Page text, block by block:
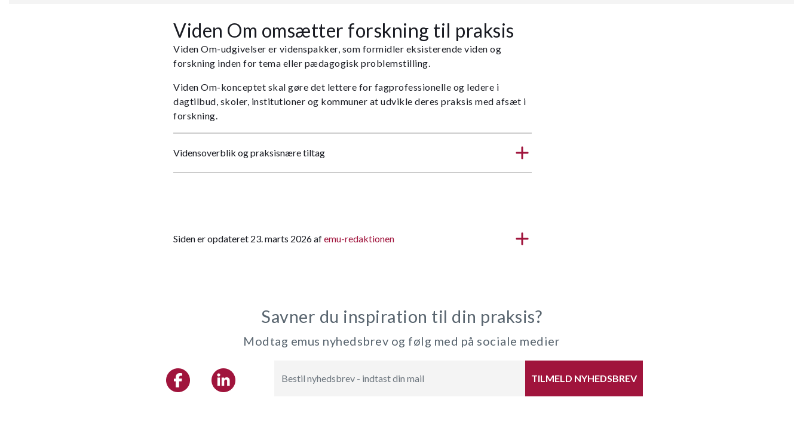
Viden Om omsætter forskning til praksis
Viden Om-udgivelser er videnspakker, som formidler eksisterende viden og
forskning inden for tema eller pædagogisk problemstilling.
Viden Om-konceptet skal gøre det lettere for fagprofessionelle og ledere i
dagtilbud, skoler, institutioner og kommuner at udvikle deres praksis med afsæt i
forskning.
Vidensoverblik og praksisnære tiltag
Siden er opdateret 23. marts 2026 afemu-redaktionen
Savner du inspiration til din praksis?
Modtag emus nyhedsbrev og følg med på sociale medier
TILMELD NYHEDSBREV